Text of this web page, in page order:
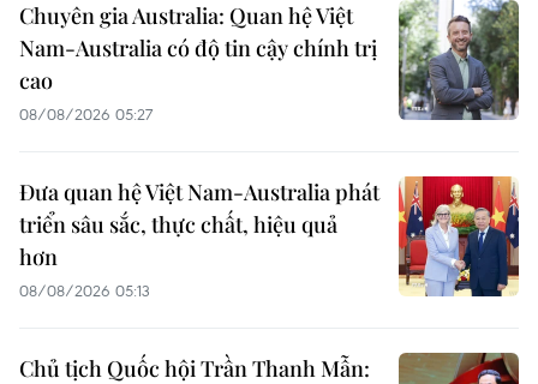
Chuyên gia Australia: Quan hệ Việt
Nam-Australia có độ tin cậy chính trị
cao
08/08/2026 05:27
Đưa quan hệ Việt Nam-Australia phát
triển sâu sắc, thực chất, hiệu quả
hơn
08/08/2026 05:13
Chủ tịch Quốc hội Trần Thanh Mẫn: